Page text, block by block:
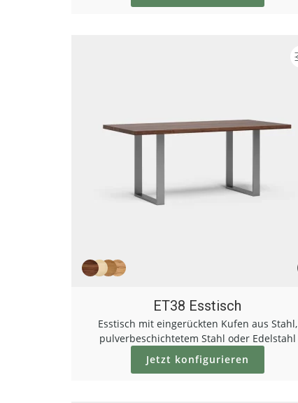
ET38 Esstisch
Esstisch mit eingerückten Kufen aus Stahl,
pulverbeschichtetem Stahl oder Edelstahl
Jetzt konfigurieren